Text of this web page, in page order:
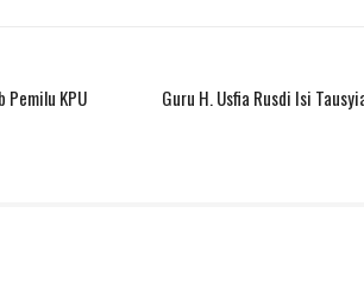
Pemilu KPU
Guru H. Usfia Rusdi Isi